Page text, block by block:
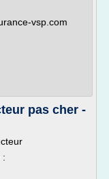
vsp.com
pas cher -
: